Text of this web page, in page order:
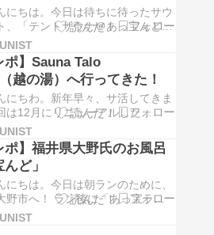
温泉：★★★★☆…
にちは。今日は待ちに待ったサウ
、「テントサウナ＠あっ宝んど」
たので、レポしていきたいと思い
論 1.テントサウナ 「アチアチサ
んわりサウナ」 2.水風呂 3.外気
論 結論からお伝えすると、飛び
ポ】Sauna Talo
越の湯）へ行ってきた！
にちわ。新年早々、サ活してきま
は12月にリニューアルした
Toyama」へ行ってきたので、
っていこうと思います。 (1)まと
見て感じたこと ⑶サウナに入っ
憩所で休んでみた ⑸ランチを食
(1)…
ポ】福井県大野氏のお風呂
んど」
にちは。今日は朝ランのために、
野市へ！ ラン後に「あっ宝ラン
てきたので、レポしていきたいと
★結論結論からお伝えすると、コ